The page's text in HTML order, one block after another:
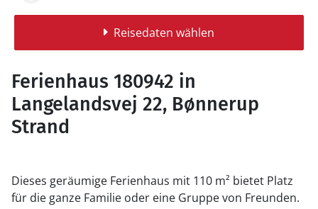
Reisedaten wählen
Ferienhaus 180942 in
Langelandsvej 22, Bønnerup
Strand
Dieses geräumige Ferienhaus mit 110 m² bietet Platz
für die ganze Familie oder eine Gruppe von Freunden.